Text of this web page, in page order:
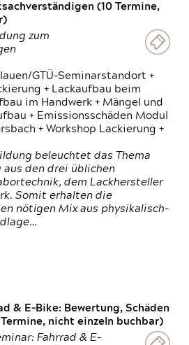
(10 Termine,
zum
GTÜ-Seminarstandort +
+ Lackaufbau beim
im Handwerk + Mängel und
+ Emissionsschäden Modul
+ Workshop Lackierung +
beleuchtet das Thema
aus den drei üblichen
dem Lackhersteller
Somit erhalten die
nötigen Mix aus physikalisch-
& E-Bike: Bewertung, Schäden
nicht einzeln buchbar)
Fahrrad & E-